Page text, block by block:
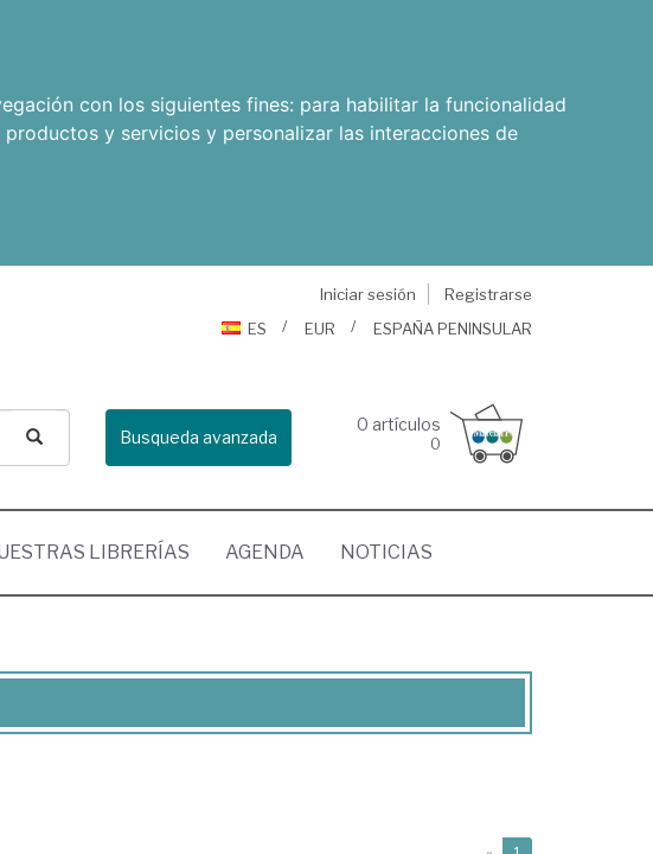
con los siguientes fines: para habilitar la funcionalidad
y servicios y personalizar las interacciones de
Iniciar sesión
Registrarse
ES
EUR ESPAÑA PENINSULAR
Busqueda avanzada
0 artículos
0
LIBRERÍAS AGENDA NOTICIAS